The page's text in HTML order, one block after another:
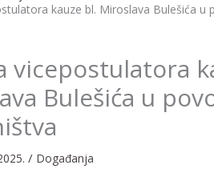
kauze bl. Miroslava Bulešića u
vicepostulatora
Bulešića u
/ Događanja